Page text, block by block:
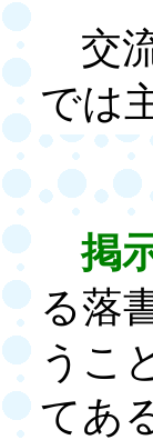
交
では
掲
る落
うこ
てあ